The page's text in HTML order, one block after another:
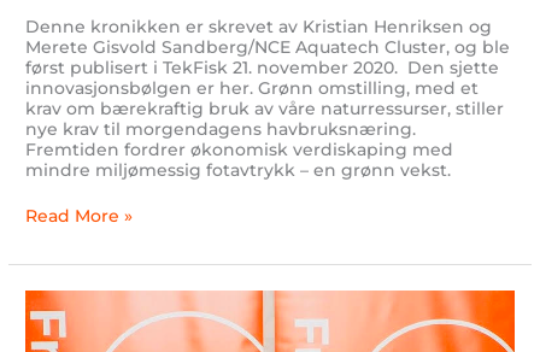
Denne kronikken er skrevet av Kristian Henriksen og
Merete Gisvold Sandberg/NCE Aquatech Cluster, og ble
først publisert i TekFisk 21. november 2020. Den sjette
innovasjonsbølgen er her. Grønn omstilling, med et
krav om bærekraftig bruk av våre naturressurser, stiller
nye krav til morgendagens havbruksnæring.
Fremtiden fordrer økonomisk verdiskaping med
mindre miljømessig fotavtrykk – en grønn vekst.
Read More »
Behov
for
mer